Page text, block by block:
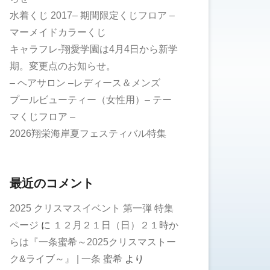
水着くじ 2017– 期間限定くじフロア –
マーメイドカラーくじ
キャラフレ-翔愛学園は4月4日から新学
期。変更点のお知らせ。
– ヘアサロン –レディース＆メンズ
プールビューティー（女性用）– テー
マくじフロア –
2026翔栄海岸夏フェスティバル特集
最近のコメント
2025 クリスマスイベント 第一弾 特集
ページ に １２月２１日（日）２１時か
らは『一条蜜希～2025クリスマストー
ク&ライブ～』 | 一条 蜜希 より